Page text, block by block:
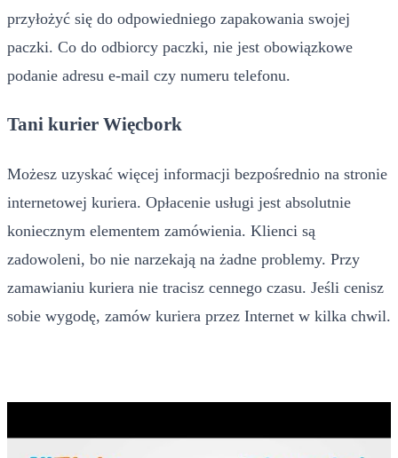
przyłożyć się do odpowiedniego zapakowania swojej
paczki. Co do odbiorcy paczki, nie jest obowiązkowe
podanie adresu e-mail czy numeru telefonu.
Tani kurier Więcbork
Możesz uzyskać więcej informacji bezpośrednio na stronie
internetowej kuriera. Opłacenie usługi jest absolutnie
koniecznym elementem zamówienia. Klienci są
zadowoleni, bo nie narzekają na żadne problemy. Przy
zamawianiu kuriera nie tracisz cennego czasu. Jeśli cenisz
sobie wygodę, zamów kuriera przez Internet w kilka chwil.